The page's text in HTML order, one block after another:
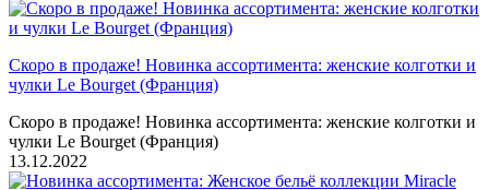
Скоро в продаже! Новинка ассортимента: женские колготки и
чулки Le Bourget (Франция)
Скоро в продаже! Новинка ассортимента: женские колготки и
чулки Le Bourget (Франция)
13.12.2022